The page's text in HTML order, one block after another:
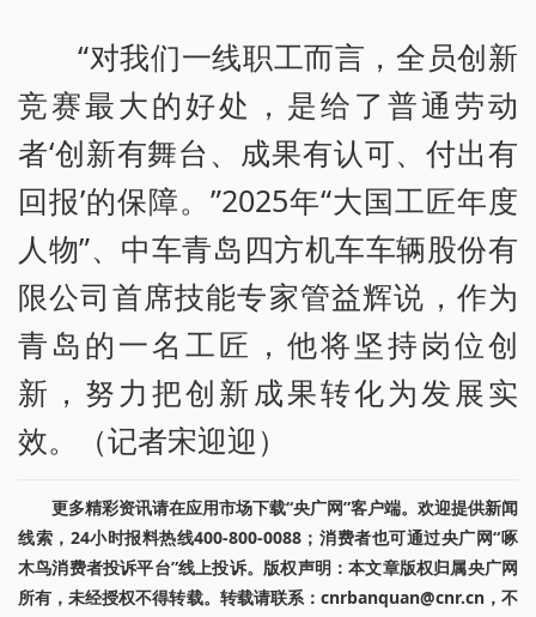
“对我们一线职工而言，全员创新
竞赛最大的好处，是给了普通劳动
者‘创新有舞台、成果有认可、付出有
回报’的保障。”2025年“大国工匠年度
人物”、中车青岛四方机车车辆股份有
限公司首席技能专家管益辉说，作为
青岛的一名工匠，他将坚持岗位创
新，努力把创新成果转化为发展实
效。（记者宋迎迎）
更多精彩资讯请在应用市场下载“央广网”客户端。欢迎提供新闻
线索，24小时报料热线400-800-0088；消费者也可通过央广网“啄
木鸟消费者投诉平台”线上投诉。版权声明：本文章版权归属央广网
所有，未经授权不得转载。转载请联系：cnrbanquan@cnr.cn，不